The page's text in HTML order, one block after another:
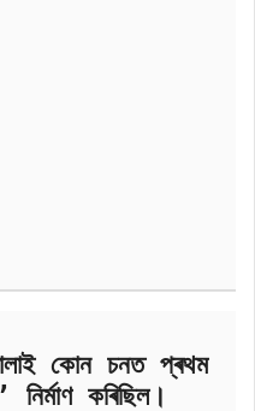
কোন চনত প্ৰথম
কৰিছিল।